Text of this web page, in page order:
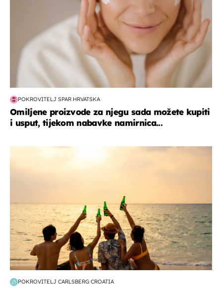
POKROVITELJ SPAR HRVATSKA
Omiljene proizvode za njegu sada možete kupiti
i usput, tijekom nabavke namirnica...
POKROVITELJ CARLSBERG CROATIA